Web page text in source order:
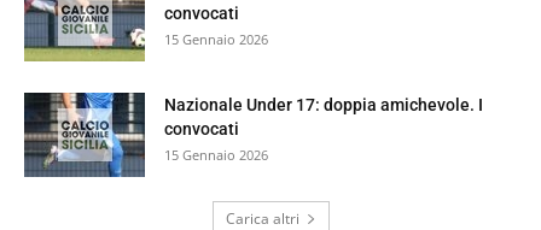
convocati
15 Gennaio 2026
Nazionale Under 17: doppia amichevole. I
convocati
15 Gennaio 2026
Carica altri